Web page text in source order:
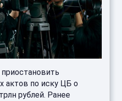
актов по иску ЦБ о
рублей. Ранее